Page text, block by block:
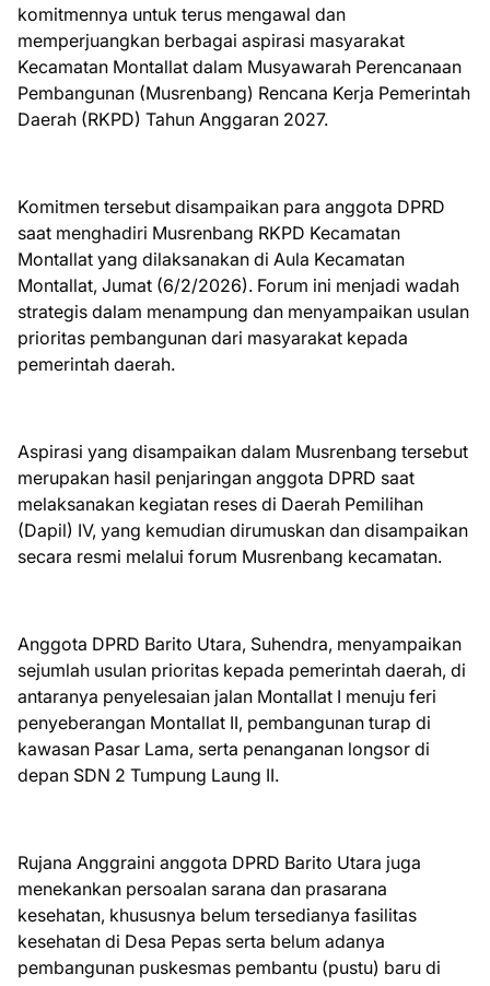
komitmennya untuk terus mengawal dan
memperjuangkan berbagai aspirasi masyarakat
Kecamatan Montallat dalam Musyawarah Perencanaan
Pembangunan (Musrenbang) Rencana Kerja Pemerintah
Daerah (RKPD) Tahun Anggaran 2027.
Komitmen tersebut disampaikan para anggota DPRD
saat menghadiri Musrenbang RKPD Kecamatan
Montallat yang dilaksanakan di Aula Kecamatan
Montallat, Jumat (6/2/2026). Forum ini menjadi wadah
strategis dalam menampung dan menyampaikan usulan
prioritas pembangunan dari masyarakat kepada
pemerintah daerah.
Aspirasi yang disampaikan dalam Musrenbang tersebut
merupakan hasil penjaringan anggota DPRD saat
melaksanakan kegiatan reses di Daerah Pemilihan
(Dapil) IV, yang kemudian dirumuskan dan disampaikan
secara resmi melalui forum Musrenbang kecamatan.
Anggota DPRD Barito Utara, Suhendra, menyampaikan
sejumlah usulan prioritas kepada pemerintah daerah, di
antaranya penyelesaian jalan Montallat I menuju feri
penyeberangan Montallat II, pembangunan turap di
kawasan Pasar Lama, serta penanganan longsor di
depan SDN 2 Tumpung Laung II.
Rujana Anggraini anggota DPRD Barito Utara juga
menekankan persoalan sarana dan prasarana
kesehatan, khususnya belum tersedianya fasilitas
kesehatan di Desa Pepas serta belum adanya
pembangunan puskesmas pembantu (pustu) baru di